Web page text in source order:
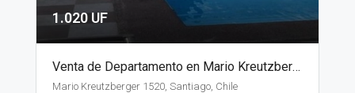
1.020 UF
Venta de Departamento en Mario Kreutzberger, Santiago
Mario Kreutzberger 1520, Santiago, Chile